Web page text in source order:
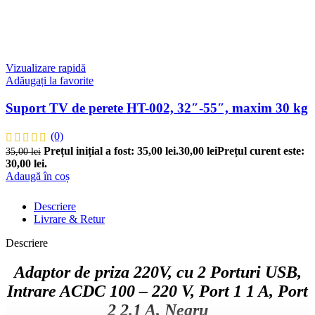
Vizualizare rapidă
Adăugați la favorite
Suport TV de perete HT-002, 32″-55″, maxim 30 kg
(0)
35,00lei Prețul inițial a fost: 35,00 lei.30,00 leiPrețul curent este:
30,00 lei.
Adaugă în coș
Descriere
Livrare & Retur
Descriere
Adaptor de priza 220V, cu 2 Porturi USB,
Intrare ACDC 100 – 220 V, Port 1 1 A, Port
2 2.1 A, Negru